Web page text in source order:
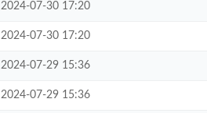
2024-07-30 17:20
2024-07-30 17:20
2024-07-29 15:36
2024-07-29 15:36